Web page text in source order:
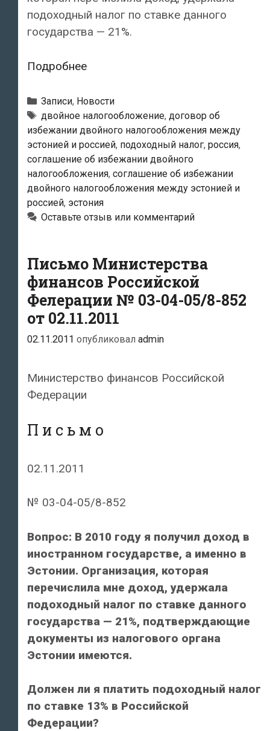
подоходный налог по ставке данного
государства — 21%.
ПодробнееПодоходный
уплаченный
в
Эстонии,
не
зачтут
резиденту
РФ
в
Рубрики
Записи, Новости
Метки
двойное налогообложение, договор об
избежании двойного налогообложения между
эстонией и россией, подоходный налог, россия,
соглашение об избежании двойного
налогообложения, соглашение об избежании
двойного налогообложения между эстонией и
россией, эстония
Оставьте отзыв или комментарий
Письмо Министерства
финансов Российской
Фелерации № 03-04-05/8-852
от 02.11.2011
02.11.2011 опубликовал admin
Министерство финансов Российской
Федерации
П и с ь м о
02.11.2011
№ 03-04-05/8-852
Вопрос: В 2010 году я получил доход в
иностранном государстве, а именно в
Эстонии. Организация, которая
перечислила мне доход, удержала
подоходный налог по ставке данного
государства — 21%, подтверждающие
документы из налогового органа
Эстонии имеются.
Должен ли я платить подоходный налог
по ставке 13% в Российской
Федерации?